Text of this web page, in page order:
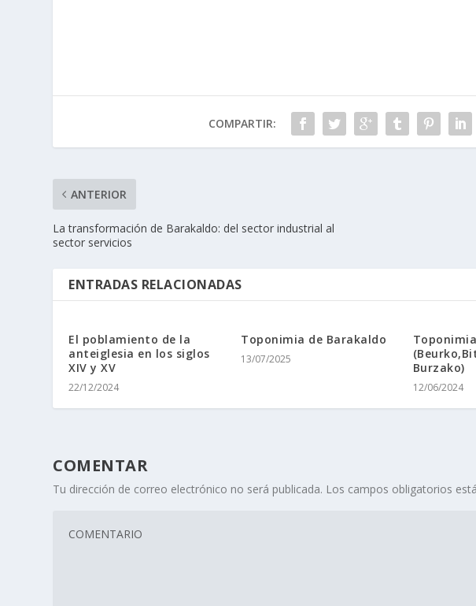
COMPARTIR:
ANTERIOR
La transformación de Barakaldo: del sector industrial al
sector servicios
ENTRADAS RELACIONADAS
El poblamiento de la
anteiglesia en los siglos
XIV y XV
22/12/2024
Toponimia de Barakaldo
13/07/2025
Burzako)
12/06/2024
COMENTAR
Tu dirección de correo electrónico no será publicada. Los campos obligatorios